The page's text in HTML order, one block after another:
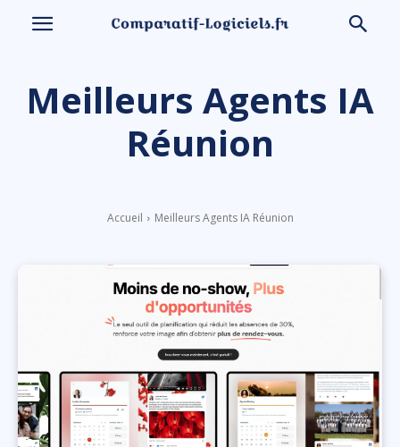
Meilleurs Agents IA
Réunion
Accueil Meilleurs Agents IA Réunion